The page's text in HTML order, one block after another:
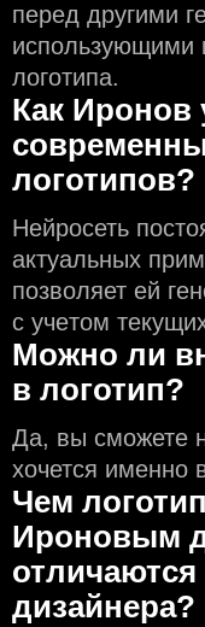
перед другими
использующими
логотипа.
Как Иронов
логотипов?
Нейросеть
актуальных
позволяет ей
с учeтом
Можно ли
в логотип?
Да, вы сможете
хочется именно
Чем
Ироновым
дизайнера?